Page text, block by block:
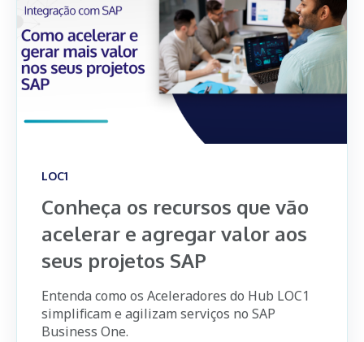
LOC1
Conheça os recursos que vão
acelerar e agregar valor aos
seus projetos SAP
Entenda como os Aceleradores do Hub LOC1
simplificam e agilizam serviços no SAP
Business One.